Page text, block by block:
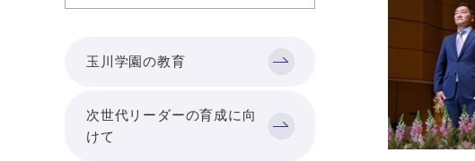
玉川学園の教育
次世代リーダーの育成に向
けて